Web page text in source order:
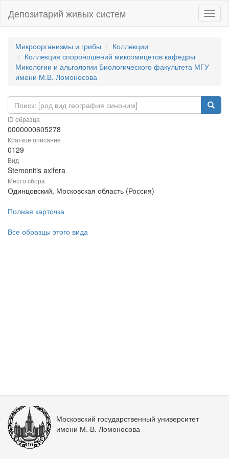
Депозитарий живых систем
Микроорганизмы и грибы
Коллекции
Коллекция спороношений миксомицетов кафедры
Микологии и альгологии Биологического факультета МГУ
имени М.В. Ломоносова
ID образца
0000000605278
Краткое описание
0129
Вид
Stemonitis axifera
Место сбора
Одинцовский, Московская область (Россия)
Полная карточка
Все образцы этого вида
Московский государственный университет
имени М. В. Ломоносова